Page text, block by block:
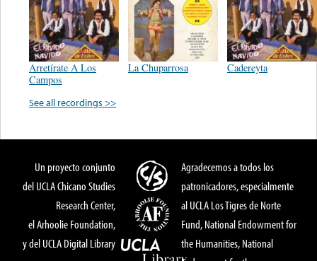
Arretírate A Los
Campos
La Chuparrosa Cadereyta
See all recordings >>
Un proyecto conjunto
del UCLA Chicano Studies
Research Center,
el Arhoolie Foundation,
y del UCLA Digital Library
Agradecemos a todos los
patronicadores, especialmente
al UCLA Los Tigres de Norte
Fund, National Endowment for
the Humanities, National